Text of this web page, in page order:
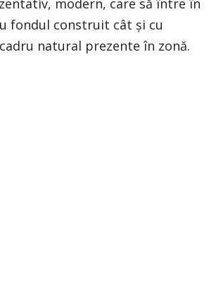
fondul construit cât și cu
natural prezente în zonă.